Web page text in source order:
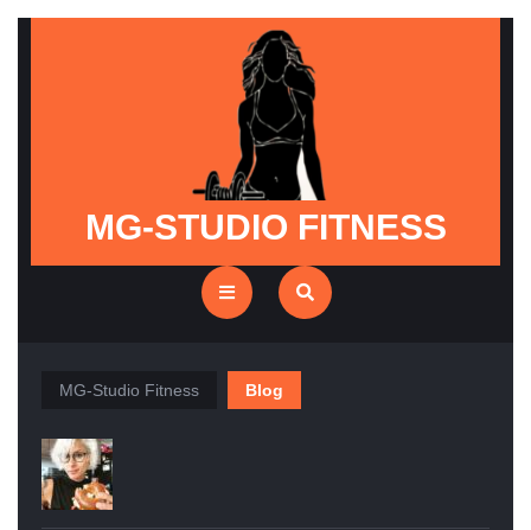
MG-STUDIO FITNESS
Open
MG-Studio Fitness Blog